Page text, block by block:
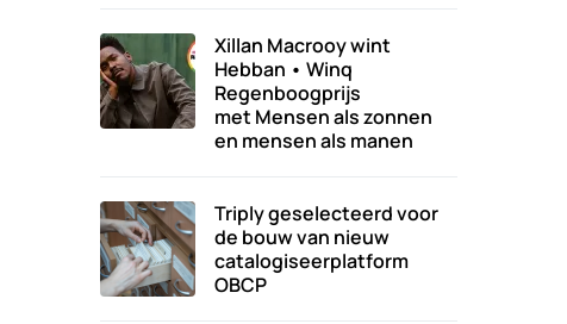
Xillan Macrooy wint
Hebban • Winq
Regenboogprijs
met Mensen als zonnen
en mensen als manen
Triply geselecteerd voor
de bouw van nieuw
catalogiseerplatform
OBCP